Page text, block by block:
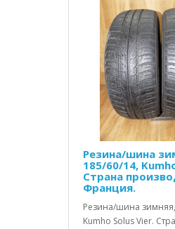
Резина/шина
185/60/14,
Страна
Франция.
Резина/шина
Kumho Solus Vier.